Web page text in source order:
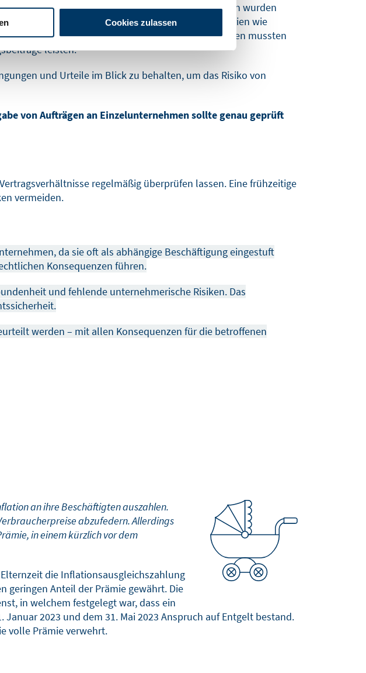
Cookies zulassen
die für Arbeitgeber relevant sind. In vielen Urteilen wurden
eingestuft, wenn bestimmte Kriterien wie
vorlagen. In vielen verhandelten Fällen mussten
leisten.
und Urteile im Blick zu behalten, um das Risiko von
von Aufträgen an Einzelunternehmen sollte genau geprüft
regelmäßig überprüfen lassen. Eine frühzeitige
vermeiden.
da sie oft als abhängige Beschäftigung eingestuft
Konsequenzen führen.
und fehlende unternehmerische Risiken. Das
werden – mit allen Konsequenzen für die betroffenen
an ihre Beschäftigten auszahlen.
abzufedern. Allerdings
in einem kürzlich vor dem
die Inflationsausgleichszahlung
geringen Anteil der Prämie gewährt. Die
in welchem festgelegt war, dass ein
2023 und dem 31. Mai 2023 Anspruch auf Entgelt bestand.
volle Prämie verwehrt.